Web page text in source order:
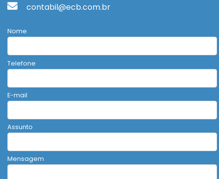
contabil@ecb.com.br
Nome
Telefone
E-mail
Assunto
Mensagem